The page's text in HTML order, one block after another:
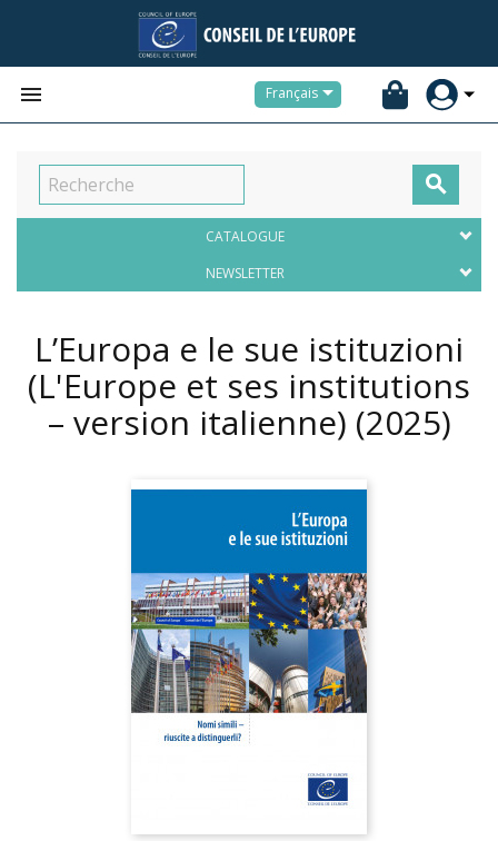
 Français

CATALOGUE
NEWSLETTER
L’Europa e le sue istituzioni
(L'Europe et ses institutions
– version italienne) (2025)